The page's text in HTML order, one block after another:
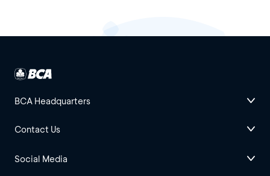
BCA Headquarters
Contact Us
Social Media